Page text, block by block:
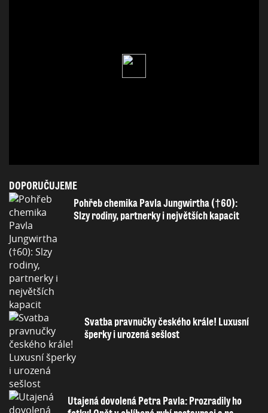
DOPORUČUJEME
Pohřeb chemika Pavla Jungwirtha (†60):
Slzy rodiny, partnerky i největších kapacit
Svatba pravnučky českého krále! Luxusní
šperky i urozená sešlost
Utajená dovolená Petra Pavla: Prozradily ho